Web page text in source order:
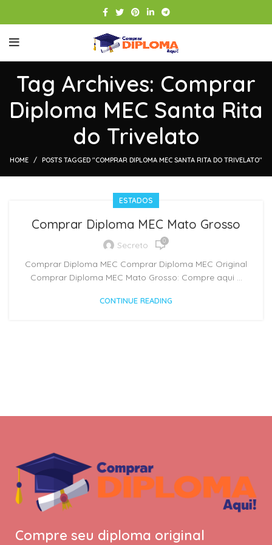
Tag Archives: Comprar
Diploma MEC Santa Rita
do Trivelato
HOME POSTS TAGGED "COMPRAR DIPLOMA MEC SANTA RITA DO TRIVELATO"
ESTADOS
Comprar Diploma MEC Mato Grosso
Secreto 0
Comprar Diploma MEC Comprar Diploma MEC Original
Comprar Diploma MEC Mato Grosso: Compre aqui ...
CONTINUE READING
Compre seu diploma original